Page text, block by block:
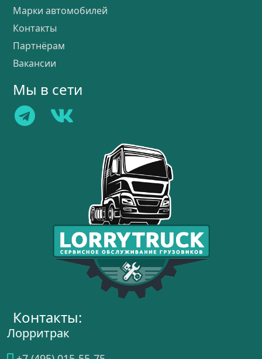
Марки автомобилей
Контакты
Партнёрам
Вакансии
Мы в сети
Контакты:
Лорритрак